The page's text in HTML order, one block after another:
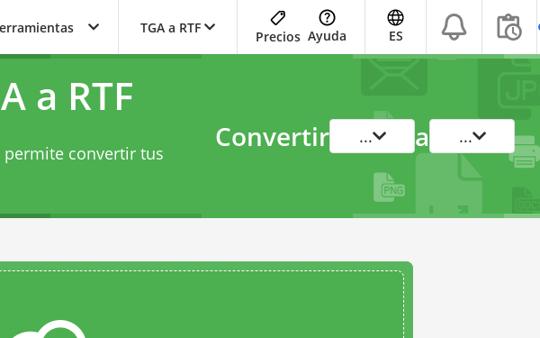
TGA a RTF
Precios Ayuda ES
a RTF
convertir tus Convertir ... a ...